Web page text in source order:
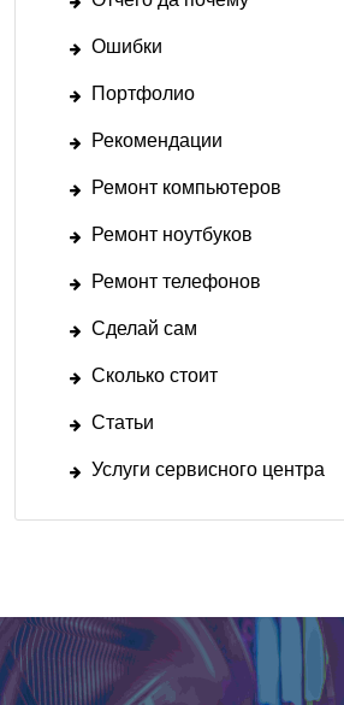
Ошибки
Портфолио
Рекомендации
Ремонт компьютеров
Ремонт ноутбуков
Ремонт телефонов
Сделай сам
Сколько стоит
Статьи
Услуги сервисного центра